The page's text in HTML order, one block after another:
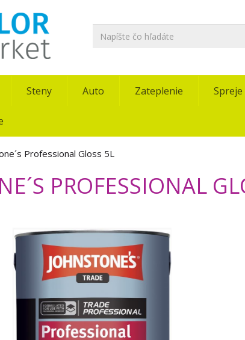
Steny Auto Zateplenie Spreje
Professional Gloss 5L
PROFESSIONAL